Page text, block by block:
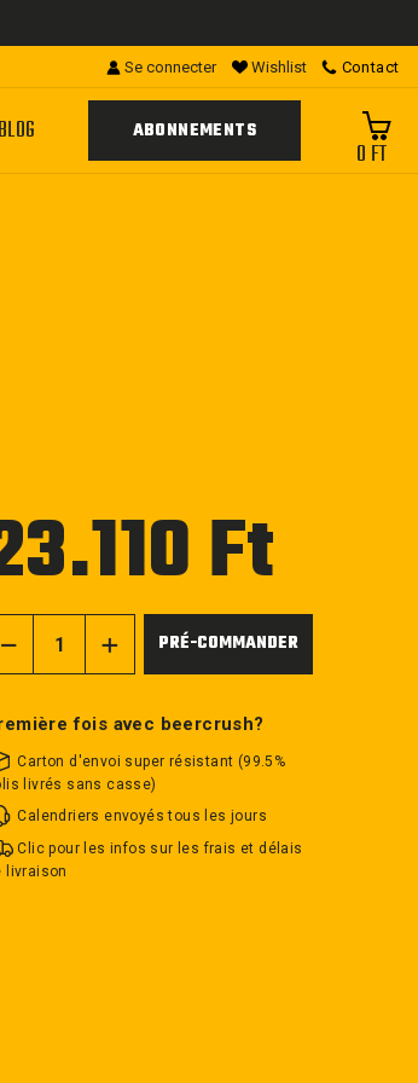
Se connecter Wishlist Contact
BLOG ABONNEMENTS
0 FT
Ft
PRÉ-COMMANDER
fois avec beercrush?
Carton d'envoi super résistant (99.5%
livrés sans casse)
Calendriers envoyés tous les jours
Clic pour les infos sur les frais et délais
livraison